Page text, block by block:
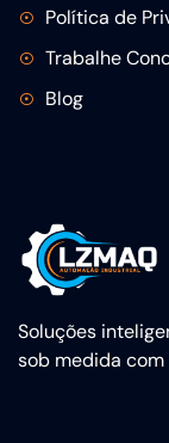
Soluções
sob medida
Política de
Trabalhe
Blog